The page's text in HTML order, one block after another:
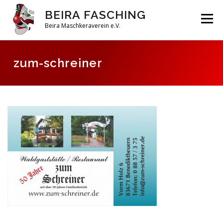
Inhalt
springen
BEIRA FASCHING
Beira Maschkeraverein e.V.
Menü
SAISON 2026
zum-schreiner